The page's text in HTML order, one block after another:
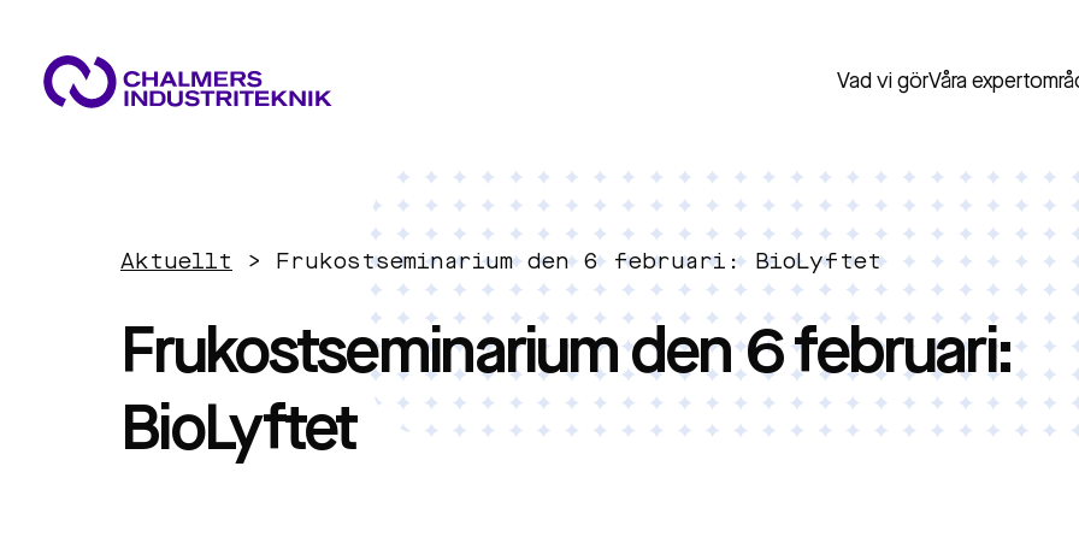
Vad vi görVåra
OM OSS
JOBBA HOS OSS
Aktuellt > Frukostseminarium den 6 februari: BioLyftet
Frukostseminarium den 6 februari:
BioLyftet